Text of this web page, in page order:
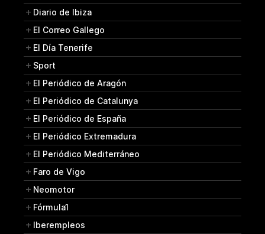
Diario de Ibiza
El Correo Gallego
El Día Tenerife
Sport
El Periódico de Aragón
El Periódico de Catalunya
El Periódico de España
El Periódico Extremadura
El Periódico Mediterráneo
Faro de Vigo
Neomotor
Fórmula1
Iberempleos